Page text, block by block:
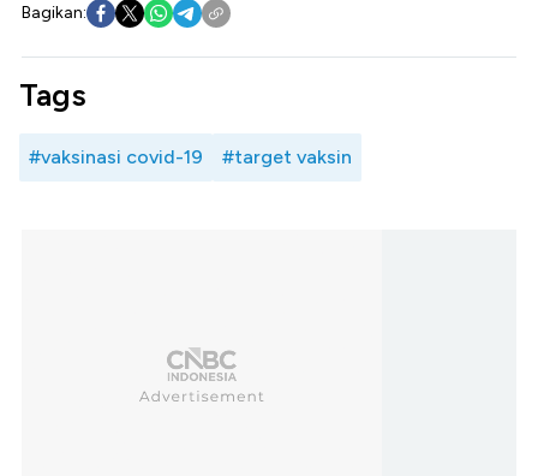
Bagikan:
Tags
#vaksinasi covid-19 #target vaksin